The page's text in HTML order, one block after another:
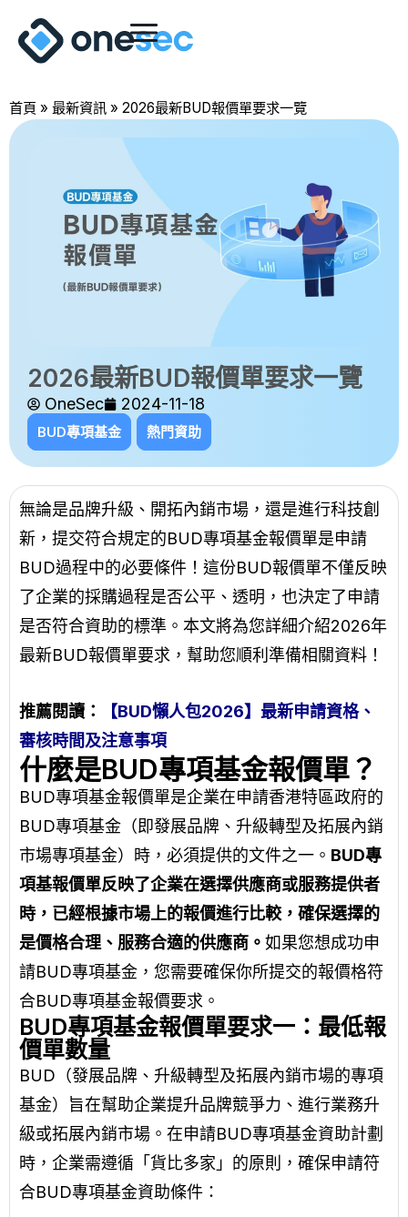
首頁 » 最新資訊 » 2026最新BUD報價單要求一覽
2026最新BUD報價單要求一覽
OneSec 2024-11-18
BUD專項基金 熱門資助
無論是品牌升級、開拓內銷市場，還是進行科技創
新，提交符合規定的BUD專項基金報價單是申請
BUD過程中的必要條件！這份BUD報價單不僅反映
了企業的採購過程是否公平、透明，也決定了申請
是否符合資助的標準。本文將為您詳細介紹2026年
最新BUD報價單要求，幫助您順利準備相關資料！
推薦閱讀：
【BUD懶人包2026】最新申請資格、
審核時間及注意事項
什麼是BUD專項基金報價單？
BUD專項基金報價單是企業在申請香港特區政府的
BUD專項基金（即發展品牌、升級轉型及拓展內銷
市場專項基金）時，必須提供的文件之一。 BUD專
項基報價單反映了企業在選擇供應商或服務提供者
時，已經根據市場上的報價進行比較，確保選擇的
是價格合理、服務合適的供應商。 如果您想成功申
請BUD專項基金，您需要確保你所提交的報價格符
合BUD專項基金報價要求。
BUD專項基金報價單要求一：最低報
價單數量
BUD（發展品牌、升級轉型及拓展內銷市場的專項
基金）旨在幫助企業提升品牌競爭力、進行業務升
級或拓展內銷市場。在申請BUD專項基金資助計劃
時，企業需遵循「貨比多家」的原則，確保申請符
合BUD專項基金資助條件：